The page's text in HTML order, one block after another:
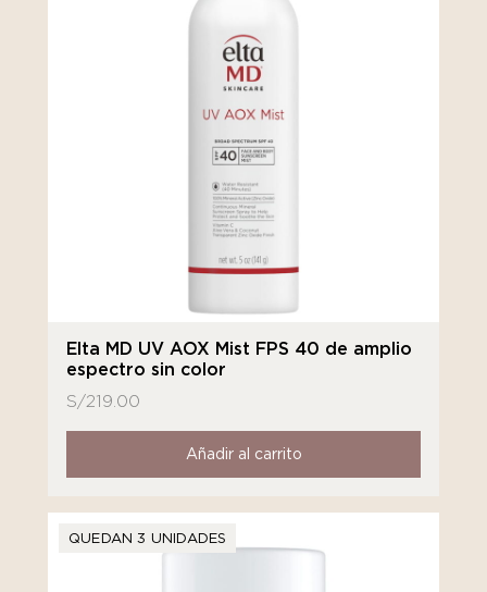
Elta MD UV AOX Mist FPS 40 de amplio
espectro sin color
S/219.00
Añadir al carrito
QUEDAN 3 UNIDADES